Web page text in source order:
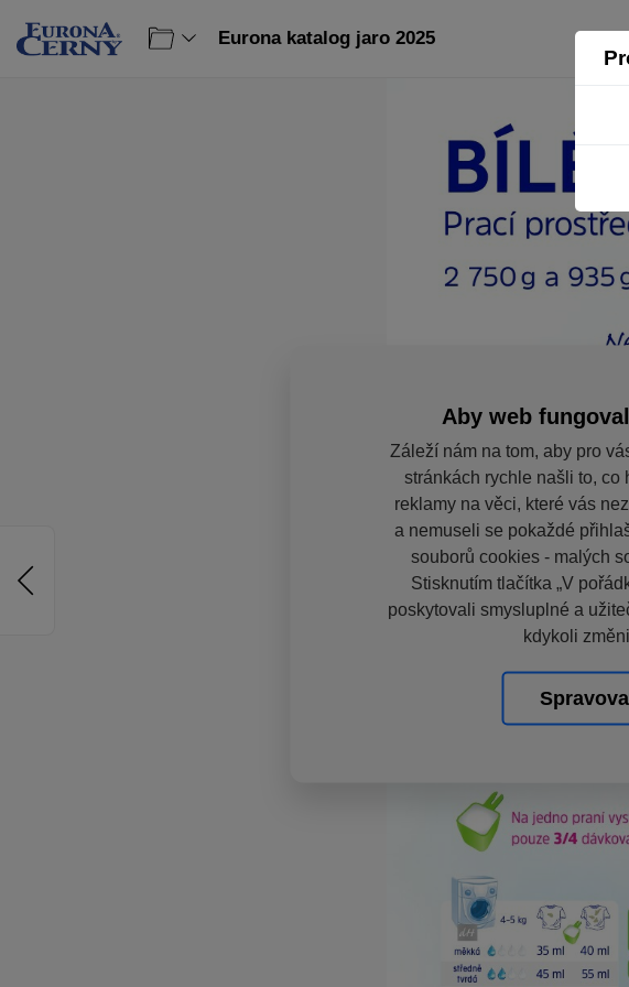
Eurona katalog jaro 2025
Aby web
Záleží nám na tom, aby pro
stránkách rychle našli to, co
reklamy na věci, které vás
a nemuseli se pokaždé
souborů cookies - malých
Stisknutím tlačítka „V
poskytovali smysluplné a
kdykoli